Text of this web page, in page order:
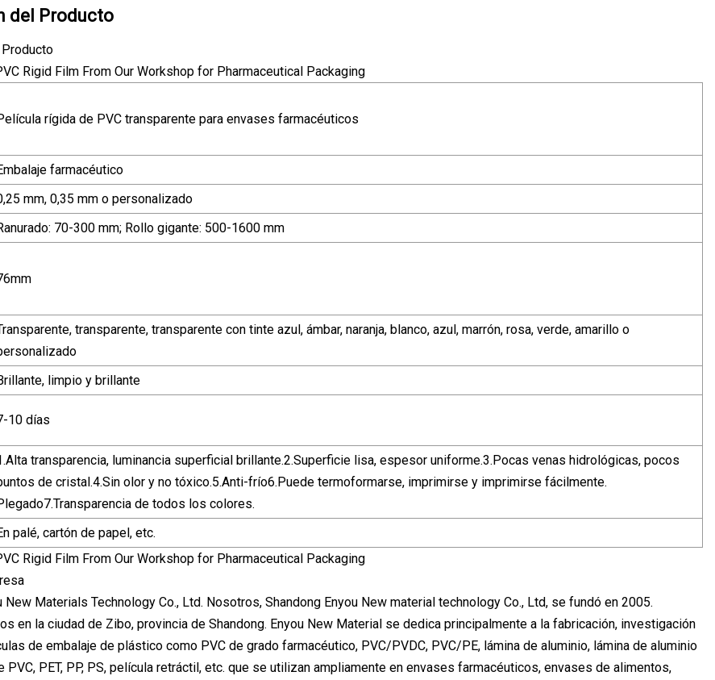
del Producto
rígida de PVC transparente para envases farmacéuticos
farmacéutico
mm, 0,35 mm o personalizado
70-300 mm; Rollo gigante: 500-1600 mm
transparente, transparente con tinte azul, ámbar, naranja, blanco, azul, marrón, rosa, verde, amarillo o
limpio y brillante
10 días
transparencia, luminancia superficial brillante.2.Superficie lisa, espesor uniforme.3.Pocas venas hidrológicas, pocos
de cristal.4.Sin olor y no tóxico.5.Anti-frío6.Puede termoformarse, imprimirse y imprimirse fácilmente.
de todos los colores.
palé, cartón de papel, etc.
New Materials Technology Co., Ltd. Nosotros, Shandong Enyou New material technology Co., Ltd, se fundó en 2005.
en la ciudad de Zibo, provincia de Shandong. Enyou New Material se dedica principalmente a la fabricación, investigación
de embalaje de plástico como PVC de grado farmacéutico, PVC/PVDC, PVC/PE, lámina de aluminio, lámina de aluminio
PVC, PET, PP, PS, película retráctil, etc. que se utilizan ampliamente en envases farmacéuticos, envases de alimentos,